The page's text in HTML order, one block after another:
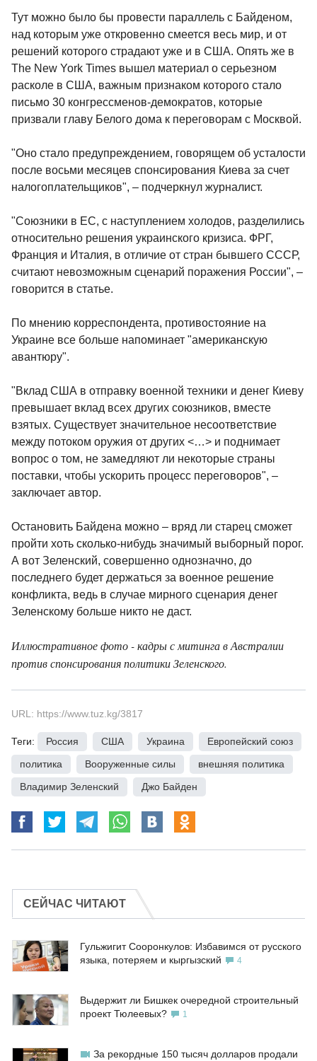
Тут можно было бы провести параллель с Байденом,
над которым уже откровенно смеется весь мир, и от
решений которого страдают уже и в США. Опять же в
The New York Times вышел материал о серьезном
расколе в США, важным признаком которого стало
письмо 30 конгрессменов-демократов, которые
призвали главу Белого дома к переговорам с Москвой.
"Оно стало предупреждением, говорящем об усталости
после восьми месяцев спонсирования Киева за счет
налогоплательщиков", – подчеркнул журналист.
"Союзники в ЕС, с наступлением холодов, разделились
относительно решения украинского кризиса. ФРГ,
Франция и Италия, в отличие от стран бывшего СССР,
считают невозможным сценарий поражения России", –
говорится в статье.
По мнению корреспондента, противостояние на
Украине все больше напоминает "американскую
авантюру".
"Вклад США в отправку военной техники и денег Киеву
превышает вклад всех других союзников, вместе
взятых. Существует значительное несоответствие
между потоком оружия от других <…> и поднимает
вопрос о том, не замедляют ли некоторые страны
поставки, чтобы ускорить процесс переговоров", –
заключает автор.
Остановить Байдена можно – вряд ли старец сможет
пройти хоть сколько-нибудь значимый выборный порог.
А вот Зеленский, совершенно однозначно, до
последнего будет держаться за военное решение
конфликта, ведь в случае мирного сценария денег
Зеленскому больше никто не даст.
Иллюстративное фото - кадры с митинга в Австралии
против спонсирования политики Зеленского.
URL: https://www.tuz.kg/3817
Теги: Россия США Украина Европейский союз
политика
Вооруженные силы внешняя политика
Владимир Зеленский
Джо Байден
СЕЙЧАС ЧИТАЮТ
Гульжигит Сооронкулов: Избавимся от русского
языка, потеряем и кыргызский
4
Выдержит ли Бишкек очередной строительный
проект Тюлеевых?
1
За рекордные 150 тысяч долларов продали